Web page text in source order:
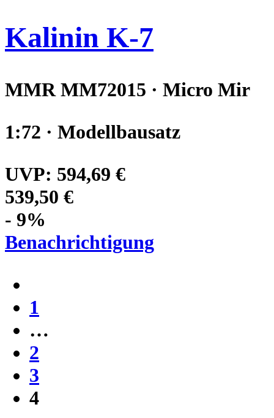
Kalinin K-7
MMR MM72015 · Micro Mir
1:72 · Modellbausatz
UVP: 594,69 €
539,50 €
- 9%
Benachrichtigung
1
…
2
3
4